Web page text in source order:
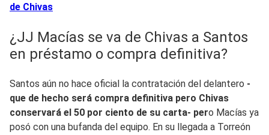
de Chivas
¿JJ Macías se va de Chivas a Santos
en préstamo o compra definitiva?
Santos aún no hace oficial la contratación del delantero -
que de hecho será compra definitiva pero Chivas
conservará el 50 por ciento de su carta- pero Macías ya
posó con una bufanda del equipo. En su llegada a Torreón